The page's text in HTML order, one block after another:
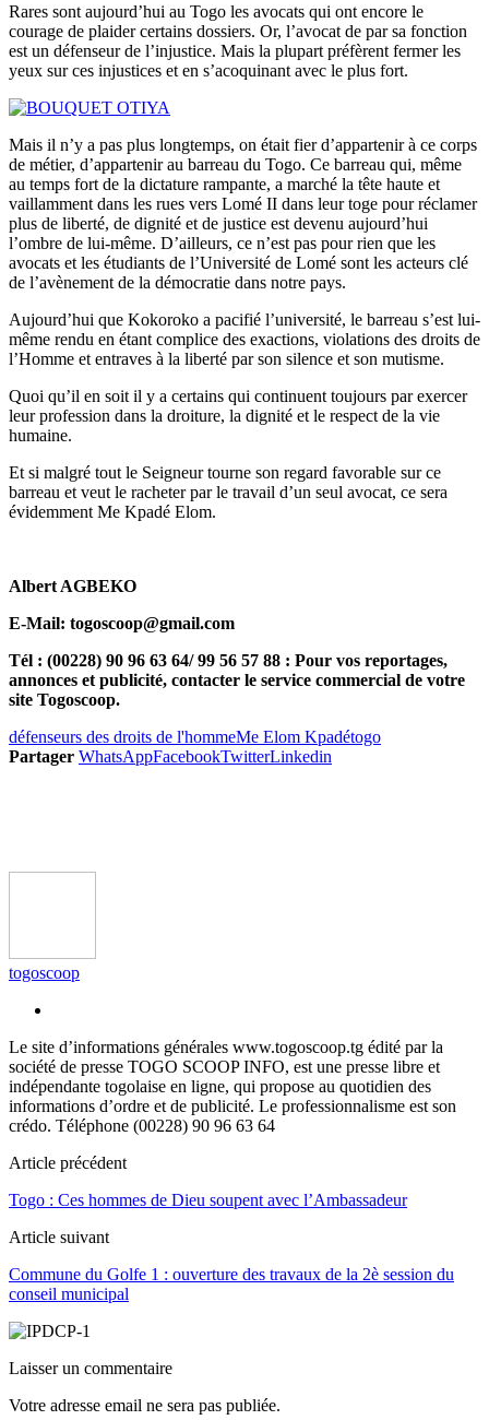
Rares sont aujourd’hui au Togo les avocats qui ont encore le
courage de plaider certains dossiers. Or, l’avocat de par sa fonction
est un défenseur de l’injustice. Mais la plupart préfèrent fermer les
yeux sur ces injustices et en s’acoquinant avec le plus fort.
Mais il n’y a pas plus longtemps, on était fier d’appartenir à ce corps
de métier, d’appartenir au barreau du Togo. Ce barreau qui, même
au temps fort de la dictature rampante, a marché la tête haute et
vaillamment dans les rues vers Lomé II dans leur toge pour réclamer
plus de liberté, de dignité et de justice est devenu aujourd’hui
l’ombre de lui-même. D’ailleurs, ce n’est pas pour rien que les
avocats et les étudiants de l’Université de Lomé sont les acteurs clé
de l’avènement de la démocratie dans notre pays.
Aujourd’hui que Kokoroko a pacifié l’université, le barreau s’est lui-
même rendu en étant complice des exactions, violations des droits de
l’Homme et entraves à la liberté par son silence et son mutisme.
Quoi qu’il en soit il y a certains qui continuent toujours par exercer
leur profession dans la droiture, la dignité et le respect de la vie
humaine.
Et si malgré tout le Seigneur tourne son regard favorable sur ce
barreau et veut le racheter par le travail d’un seul avocat, ce sera
évidemment Me Kpadé Elom.
Albert AGBEKO
E-Mail: togoscoop@gmail.com
Tél : (00228) 90 96 63 64/ 99 56 57 88 : Pour vos reportages,
annonces et publicité, contacter le service commercial de votre
site Togoscoop.
défenseurs des droits de l'hommeMe Elom Kpadétogo
Partager WhatsAppFacebookTwitterLinkedin
togoscoop
Le site d’informations générales www.togoscoop.tg édité par la
société de presse TOGO SCOOP INFO, est une presse libre et
indépendante togolaise en ligne, qui propose au quotidien des
informations d’ordre et de publicité. Le professionnalisme est son
crédo. Téléphone (00228) 90 96 63 64
Article précédent
Togo : Ces hommes de Dieu soupent avec l’Ambassadeur
Article suivant
Commune du Golfe 1 : ouverture des travaux de la 2è session du
conseil municipal
Laisser un commentaire
Votre adresse email ne sera pas publiée.